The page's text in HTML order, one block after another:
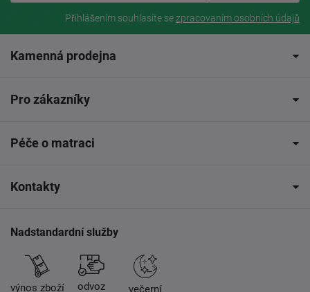
Přihlášením souhlasíte sezpracovaním osobních údajů
Kamenná prodejna
Pro zákazníky
Péče o matraci
Kontakty
Nadstandardní služby
výnos zboží odvoz večerní